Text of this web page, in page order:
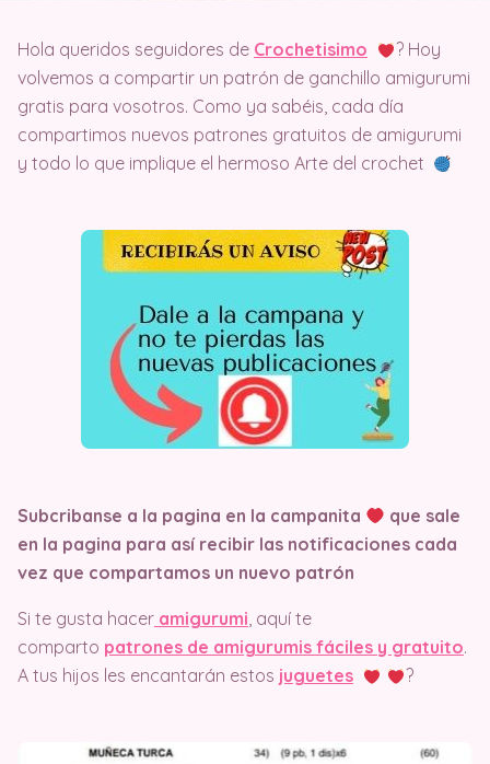
Hola queridos seguidores de Crochetisimo
? Hoy
volvemos a compartir un patrón de ganchillo amigurumi
gratis para vosotros. Como ya sabéis, cada día
compartimos nuevos patrones gratuitos de amigurumi
y todo lo que implique el hermoso Arte del crochet
Subcribanse a la pagina en la campanita
que sale
en la pagina para así recibir las notificaciones cada
vez que compartamos un nuevo patrón
Si te gusta hacer amigurumi , aquí te
comparto patrones de amigurumis fáciles y gratuito.
A tus hijos les encantarán estos juguetes ?